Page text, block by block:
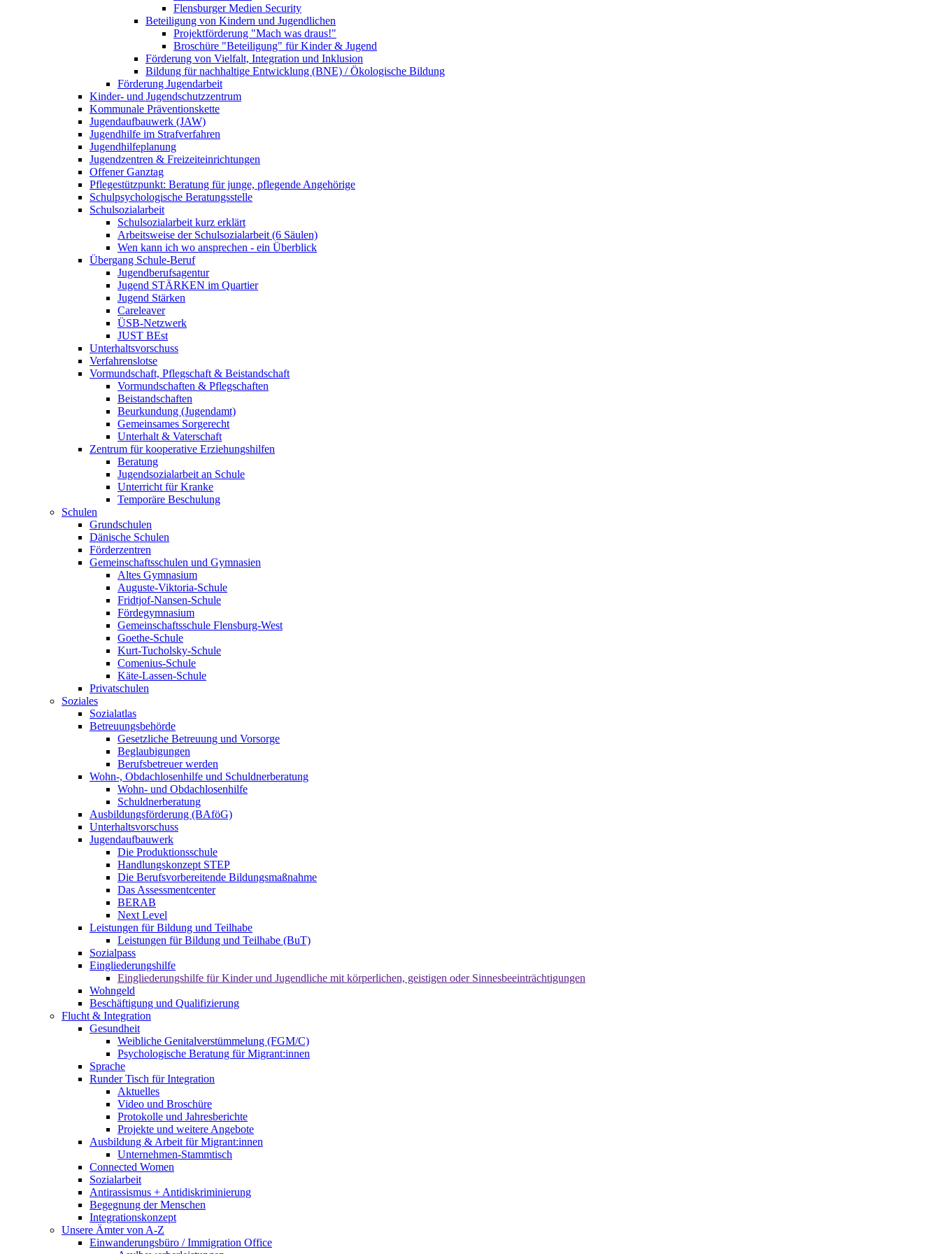
Flensburger Medien Security
Beteiligung von Kindern und Jugendlichen
Projektförderung "Mach was draus!"
Broschüre "Beteiligung" für Kinder & Jugend
Förderung von Vielfalt, Integration und Inklusion
Bildung für nachhaltige Entwicklung (BNE) / Ökologische Bildung
Förderung Jugendarbeit
Kinder- und Jugendschutzzentrum
Kommunale Präventionskette
Jugendaufbauwerk (JAW)
Jugendhilfe im Strafverfahren
Jugendhilfeplanung
Jugendzentren & Freizeiteinrichtungen
Offener Ganztag
Pflegestützpunkt: Beratung für junge, pflegende Angehörige
Schulpsychologische Beratungsstelle
Schulsozialarbeit
Schulsozialarbeit kurz erklärt
Arbeitsweise der Schulsozialarbeit (6 Säulen)
Wen kann ich wo ansprechen - ein Überblick
Übergang Schule-Beruf
Jugendberufsagentur
Jugend STÄRKEN im Quartier
Jugend Stärken
Careleaver
ÜSB-Netzwerk
JUST BEst
Unterhaltsvorschuss
Verfahrenslotse
Vormundschaft, Pflegschaft & Beistandschaft
Vormundschaften & Pflegschaften
Beistandschaften
Beurkundung (Jugendamt)
Gemeinsames Sorgerecht
Unterhalt & Vaterschaft
Zentrum für kooperative Erziehungshilfen
Beratung
Jugendsozialarbeit an Schule
Unterricht für Kranke
Temporäre Beschulung
Schulen
Grundschulen
Dänische Schulen
Förderzentren
Gemeinschaftsschulen und Gymnasien
Altes Gymnasium
Auguste-Viktoria-Schule
Fridtjof-Nansen-Schule
Fördegymnasium
Gemeinschaftsschule Flensburg-West
Goethe-Schule
Kurt-Tucholsky-Schule
Comenius-Schule
Käte-Lassen-Schule
Privatschulen
Soziales
Sozialatlas
Betreuungsbehörde
Gesetzliche Betreuung und Vorsorge
Beglaubigungen
Berufsbetreuer werden
Wohn-, Obdachlosenhilfe und Schuldnerberatung
Wohn- und Obdachlosenhilfe
Schuldnerberatung
Ausbildungsförderung (BAföG)
Unterhaltsvorschuss
Jugendaufbauwerk
Die Produktionsschule
Handlungskonzept STEP
Die Berufsvorbereitende Bildungsmaßnahme
Das Assessmentcenter
BERAB
Next Level
Leistungen für Bildung und Teilhabe
Leistungen für Bildung und Teilhabe (BuT)
Sozialpass
Eingliederungshilfe
Eingliederungshilfe für Kinder und Jugendliche mit körperlichen, geistigen oder Sinnesbeeinträchtigungen
Wohngeld
Beschäftigung und Qualifizierung
Flucht & Integration
Gesundheit
Weibliche Genitalverstümmelung (FGM/C)
Psychologische Beratung für Migrant:innen
Sprache
Runder Tisch für Integration
Aktuelles
Video und Broschüre
Protokolle und Jahresberichte
Projekte und weitere Angebote
Ausbildung & Arbeit für Migrant:innen
Unternehmen-Stammtisch
Connected Women
Sozialarbeit
Antirassismus + Antidiskriminierung
Begegnung der Menschen
Integrationskonzept
Unsere Ämter von A-Z
Einwanderungsbüro / Immigration Office